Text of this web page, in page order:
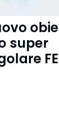
super
FE